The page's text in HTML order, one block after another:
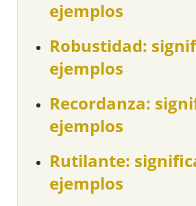
ejemplos
Robustidad:
ejemplos
Recordanza:
ejemplos
Rutilante:
ejemplos